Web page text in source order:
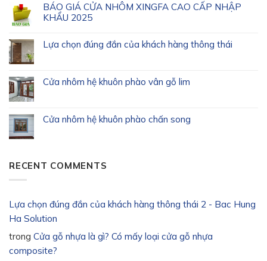
BÁO GIÁ CỬA NHÔM XINGFA CAO CẤP NHẬP
KHẨU 2025
Lựa chọn đúng đắn của khách hàng thông thái
Cửa nhôm hệ khuôn phào vân gỗ lim
Cửa nhôm hệ khuôn phào chấn song
RECENT COMMENTS
Lựa chọn đúng đắn của khách hàng thông thái 2 - Bac Hung
Ha Solution
trong Cửa gỗ nhựa là gì? Có mấy loại cửa gỗ nhựa
composite?